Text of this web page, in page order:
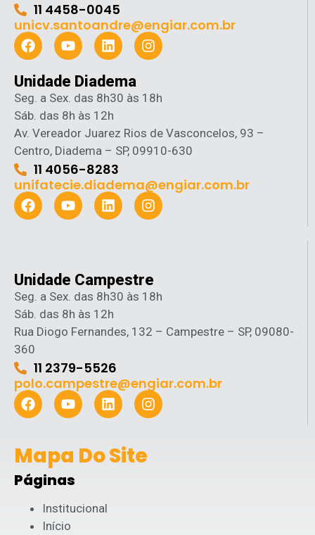
11 4458-0045
unicv.santoandre@engiar.com.br
Unidade Diadema
Seg. a Sex. das 8h30 às 18h
Sáb. das 8h às 12h
Av. Vereador Juarez Rios de Vasconcelos, 93 –
Centro, Diadema – SP, 09910-630
11 4056-8283
unifatecie.diadema@engiar.com.br
Unidade Campestre
Seg. a Sex. das 8h30 às 18h
Sáb. das 8h às 12h
Rua Diogo Fernandes, 132 – Campestre – SP, 09080-
360
11 2379-5526
polo.campestre@engiar.com.br
Mapa Do Site
Páginas
Institucional
Início